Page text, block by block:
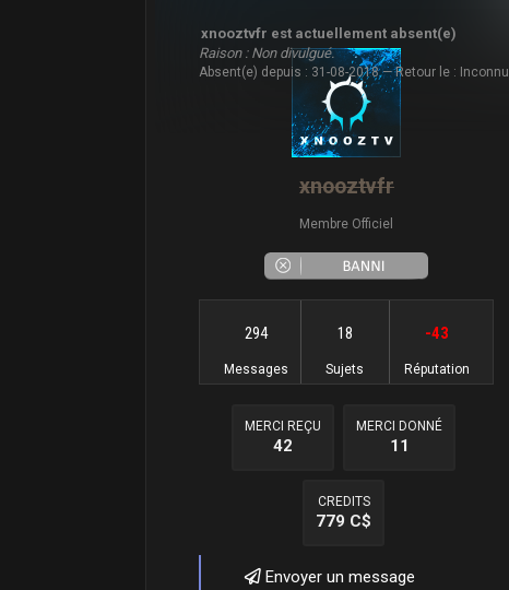
xnooztvfr est actuellement absent(e)
Raison : Non divulgué.
Absent(e) depuis : 31-08-2018 — Retour le : Inconnu
xnooztvfr
Membre Officiel
294
Messages
18
Sujets
-43
Réputation
MERCI REÇU
42
MERCI DONNÉ
11
CREDITS
779 C$
Envoyer un message